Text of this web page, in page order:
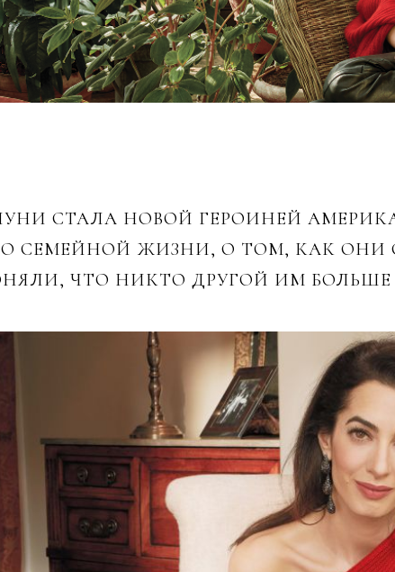
СТАЛА НОВОЙ ГЕРОИНЕЙ
О СЕМЕЙНОЙ ЖИЗНИ, О ТОМ, КАК
ЧТО НИКТО ДРУГОЙ ИМ БОЛЬШЕ